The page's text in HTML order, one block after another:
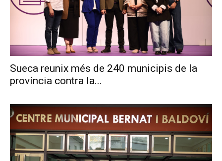
Sueca reunix més de 240 municipis de la
província contra la...